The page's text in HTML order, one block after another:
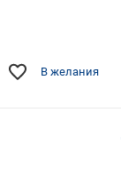
В желания